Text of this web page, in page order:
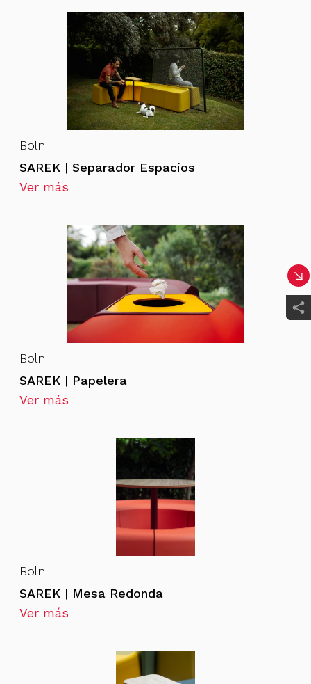
Boln
SAREK | Separador Espacios
Ver más
Boln
SAREK | Papelera
Ver más
Boln
SAREK | Mesa Redonda
Ver más